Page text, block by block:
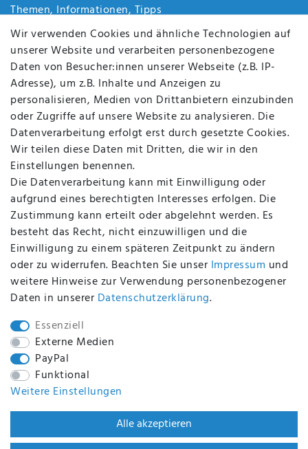
Themen, Informationen, Tipps
Jobs
Über uns
Kontakt
Datenschutz
AGB
FAQ
Batterieentsorgung
Altölverordnung
Impressum
BEQUEM UND SICHER BEZAHLEN MIT
BEI UNS SIND SIE SICHER!
WIR VERSENDEN MIT
WIR SIND ZERTIFIZIERT DURCH
Wir verwenden Cookies und ähnliche Technologien auf
unserer Website und verarbeiten personenbezogene
Daten von Besucher:innen unserer Webseite (z.B. IP-
Adresse), um z.B. Inhalte und Anzeigen zu
personalisieren, Medien von Drittanbietern einzubinden
oder Zugriffe auf unsere Website zu analysieren. Die
Datenverarbeitung erfolgt erst durch gesetzte Cookies.
Wir teilen diese Daten mit Dritten, die wir in den
Einstellungen benennen.
Die Datenverarbeitung kann mit Einwilligung oder
aufgrund eines berechtigten Interesses erfolgen. Die
Zustimmung kann erteilt oder abgelehnt werden. Es
besteht das Recht, nicht einzuwilligen und die
Einwilligung zu einem späteren Zeitpunkt zu ändern
oder zu widerrufen. Beachten Sie unser Impressum und
weitere Hinweise zur Verwendung personenbezogener
Daten in unserer Daten­schutz­erklärung.
Essenziell
Externe Medien
PayPal
Funktional
Weitere Einstellungen
Alle akzeptieren